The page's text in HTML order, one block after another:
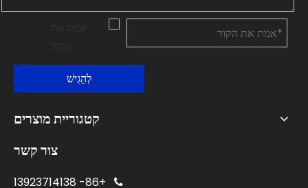
לְהַגִישׁ
קטגוריית מוצרים
צור קשר

+86-
13923714138